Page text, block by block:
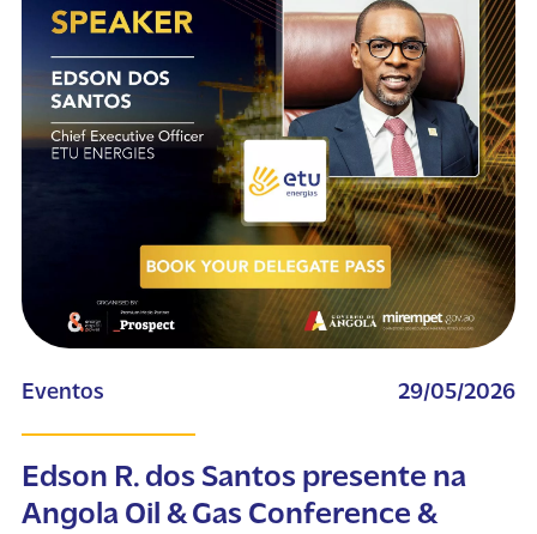
Eventos 29/05/2026
Edson R. dos Santos presente na
Angola Oil & Gas Conference &